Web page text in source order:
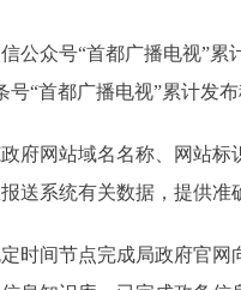
众号“首都广播电视”累
号“首都广播电视”累计发
网站域名名称、网站标识
送系统有关数据，提供准
间节点完成局政府官网